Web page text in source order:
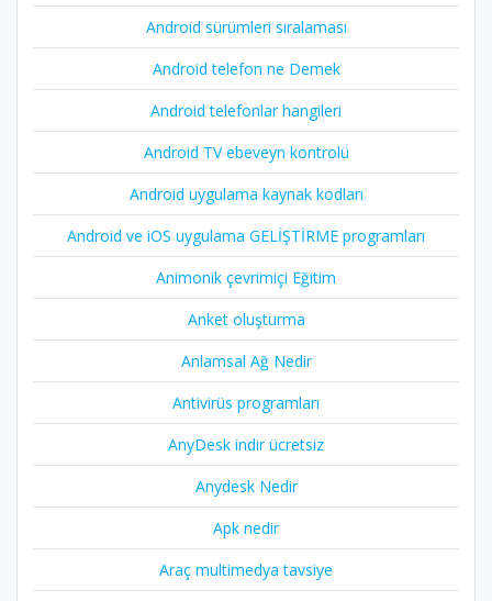
Android sürümleri sıralaması
Android telefon ne Demek
Android telefonlar hangileri
Android TV ebeveyn kontrolü
Android uygulama kaynak kodları
Android ve iOS uygulama GELİŞTİRME programları
Animonik çevrimiçi Eğitim
Anket oluşturma
Anlamsal Ağ Nedir
Antivirüs programları
AnyDesk indir ücretsiz
Anydesk Nedir
Apk nedir
Araç multimedya tavsiye